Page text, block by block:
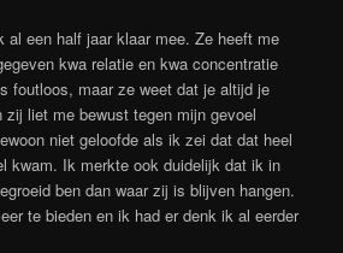
al een half jaar klaar mee. Ze heeft me
kwa relatie en kwa concentratie
foutloos, maar ze weet dat je altijd je
zij liet me bewust tegen mijn gevoel
niet geloofde als ik zei dat dat heel
kwam. Ik merkte ook duidelijk dat ik in
ben dan waar zij is blijven hangen.
te bieden en ik had er denk ik al eerder